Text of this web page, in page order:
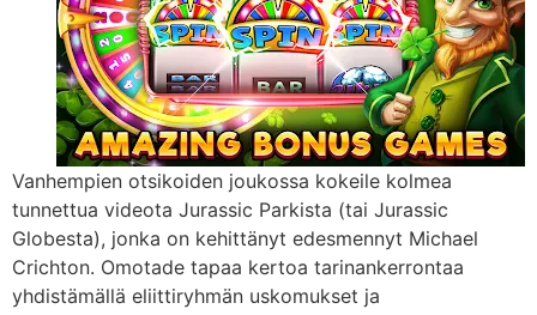
Vanhempien otsikoiden joukossa kokeile kolmea
tunnettua videota Jurassic Parkista (tai Jurassic
Globesta), jonka on kehittänyt edesmennyt Michael
Crichton. Omotade tapaa kertoa tarinankerrontaa
yhdistämällä eliittiryhmän uskomukset ja